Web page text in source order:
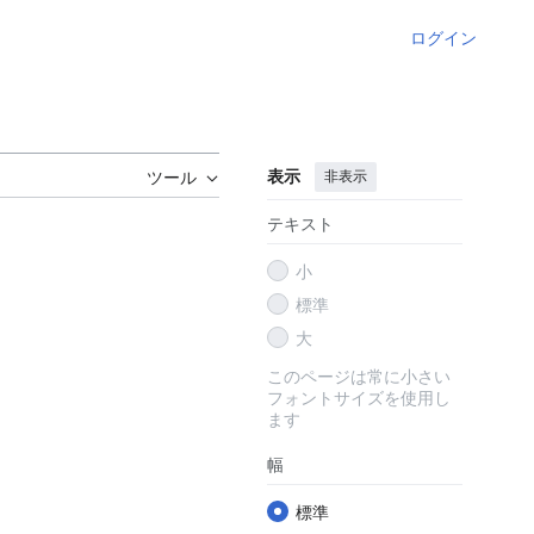
ログイン
ツール 表示 非表示
テキスト
小
標準
大
このページは常に小さい
フォントサイズを使用し
ます
幅
標準